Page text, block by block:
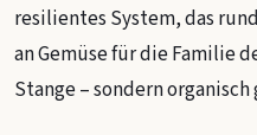
resilientes System, das
an Gemüse für die Familie
Stange – sondern